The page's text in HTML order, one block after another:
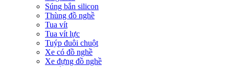
Súng bắn silicon
Thùng đồ nghề
Tua vít
Tua vít lực
Tuýp đuôi chuột
Xe có đồ nghề
Xe đựng đồ nghề